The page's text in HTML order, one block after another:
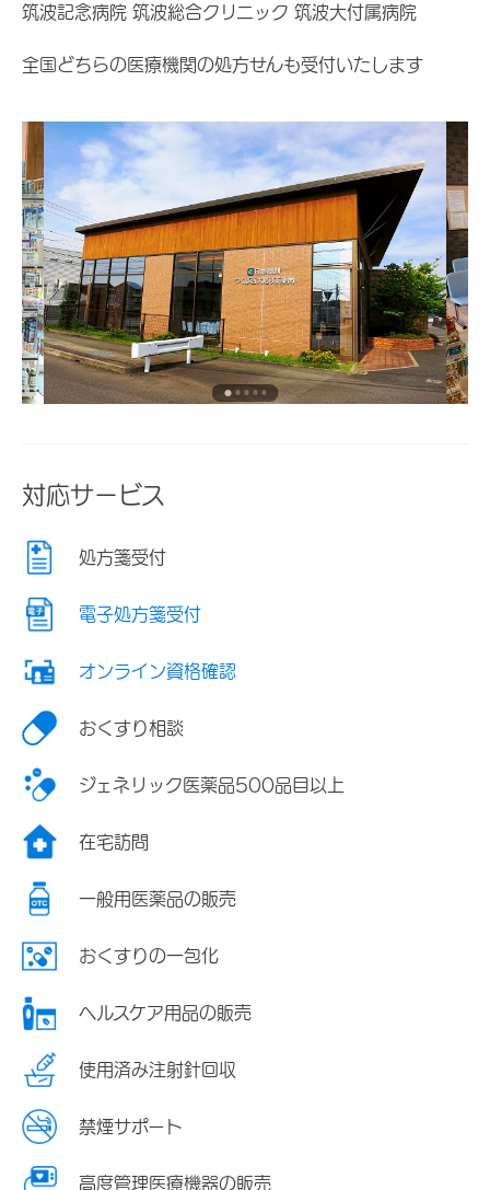
筑波記念病院 筑波総合クリニック 筑波大付属病院
全国どちらの医療機関の処方せんも受付いたします
対応サービス
処方箋受付
電子処方箋受付
オンライン資格確認
おくすり相談
ジェネリック医薬品500品目以上
在宅訪問
一般用医薬品の販売
おくすりの一包化
ヘルスケア用品の販売
使用済み注射針回収
禁煙サポート
高度管理医療機器の販売